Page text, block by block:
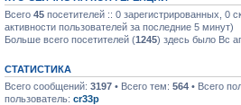
Всего 45 посетителей :: 0 зарегистрированных, 0
активности пользователей за последние 5 минут)
Больше всего посетителей (1245) здесь было Вс
СТАТИСТИКА
Всего сообщений: 3197 • Всего тем: 564 • Всего
пользователь: cr33p